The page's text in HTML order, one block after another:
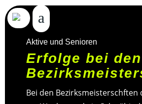
Aktive und Senioren
Erfolge bei den
Bei den Bezirksmeisterschften